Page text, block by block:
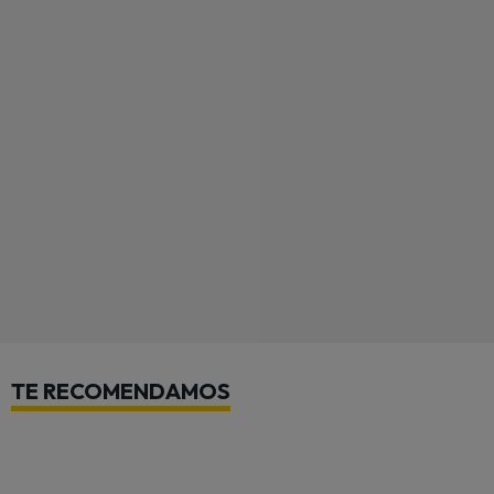
TE RECOMENDAMOS